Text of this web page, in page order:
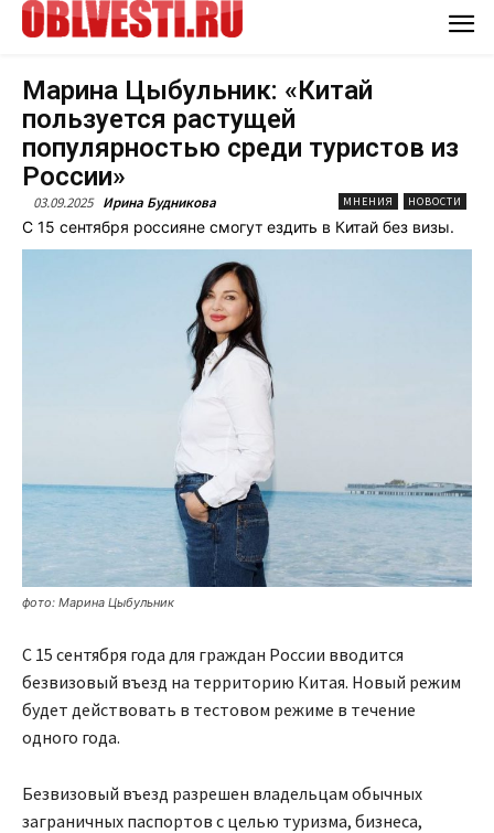
Марина Цыбульник: «Китай
пользуется растущей
популярностью среди туристов из
России»
03.09.2025 Ирина Будникова МНЕНИЯ НОВОСТИ
С 15 сентября россияне смогут ездить в Китай без визы.
фото: Марина Цыбульник
С 15 сентября года для граждан России вводится
безвизовый въезд на территорию Китая. Новый режим
будет действовать в тестовом режиме в течение
одного года.
Безвизовый въезд разрешен владельцам обычных
заграничных паспортов с целью туризма, бизнеса,